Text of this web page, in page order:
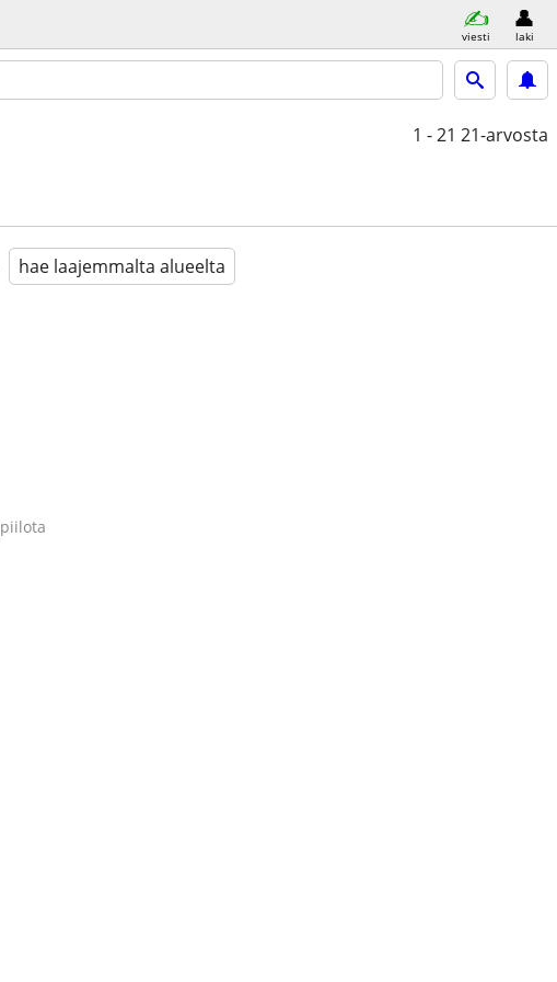
viesti laki
1 - 21 21-arvosta
hae laajemmalta alueelta
piilota